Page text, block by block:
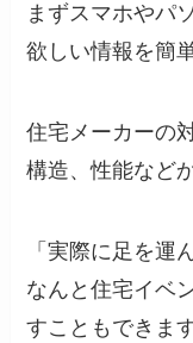
まずスマホやパ
欲しい情報を簡
住宅メーカーの
構造、性能など
「実際に足を運
なんと住宅イベ
すこともできます